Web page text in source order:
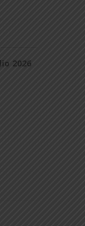
2026